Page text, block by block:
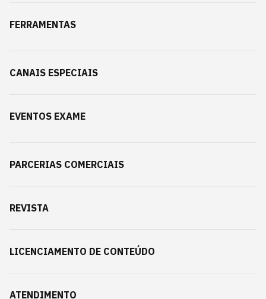
FERRAMENTAS
CANAIS ESPECIAIS
EVENTOS EXAME
PARCERIAS COMERCIAIS
REVISTA
LICENCIAMENTO DE CONTEÚDO
ATENDIMENTO